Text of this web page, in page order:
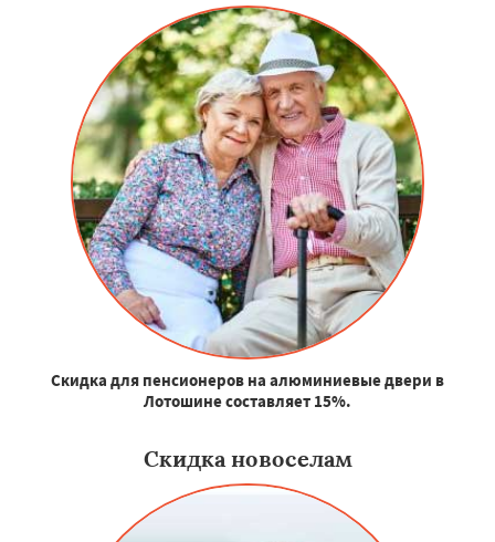
Скидка для пенсионеров на алюминиевые двери в
Лотошине составляет 15%.
Скидка новоселам